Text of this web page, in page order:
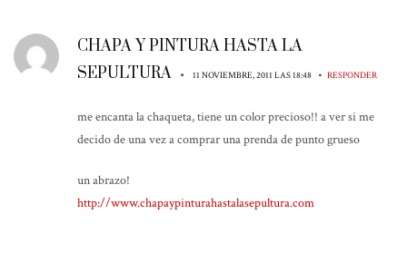
CHAPA Y PINTURA HASTA LA
SEPULTURA
• 11 NOVIEMBRE, 2011 LAS 18:48 • RESPONDER
me encanta la chaqueta, tiene un color precioso!! a ver si me
decido de una vez a comprar una prenda de punto grueso
un abrazo!
http://www.chapaypinturahastalasepultura.com